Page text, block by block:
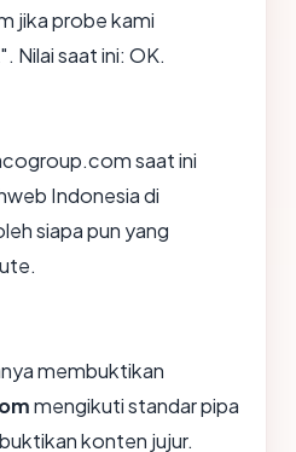
jika probe kami
Nilai saat ini: OK.
saat ini
Indonesia di
siapa pun yang
membuktikan
mengikuti standar pipa
konten jujur.